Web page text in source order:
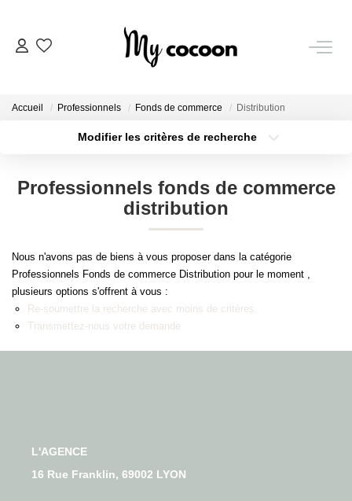
CHASSE IMMOBILIÈRE
NOTRE AGENCE
Qui Sommes-Nous
Accueil Professionnels Fonds de commerce Distribution
Modifier les critères de recherche
Budget max
Professionnels fonds de commerce
distribution
Nous n'avons pas de biens à vous proposer dans la catégorie
Professionnels Fonds de commerce Distribution pour le moment ,
plusieurs options s'offrent à vous :
Re-soumettre la recherche avec moins de critères.
Transmettez-nous votre demande
L'AGENCE
16 Rue Franklin, 69002 LYON